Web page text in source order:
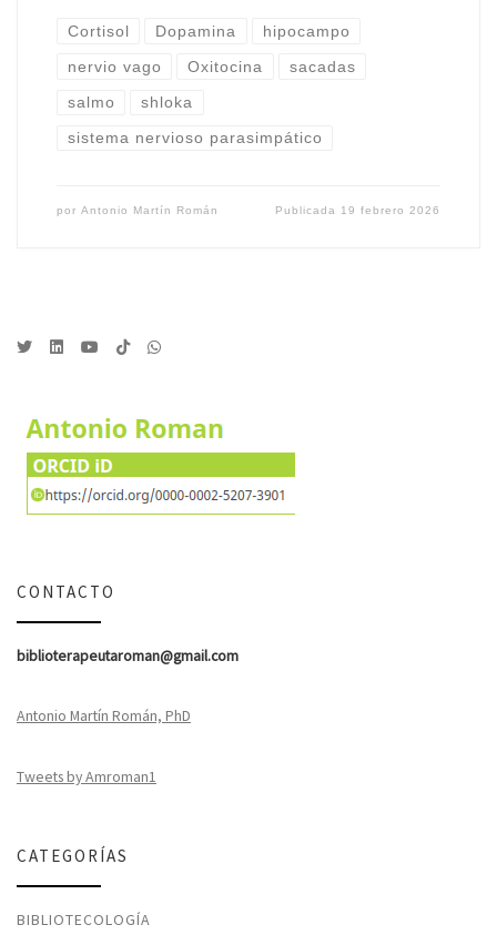
Cortisol Dopamina hipocampo
nervio vago Oxitocina sacadas
salmo shloka
sistema nervioso parasimpático
por Antonio Martín Román Publicada 19 febrero 2026
CONTACTO
biblioterapeutaroman@gmail.com
Antonio Martín Román, PhD
Tweets by Amroman1
CATEGORÍAS
BIBLIOTECOLOGÍA